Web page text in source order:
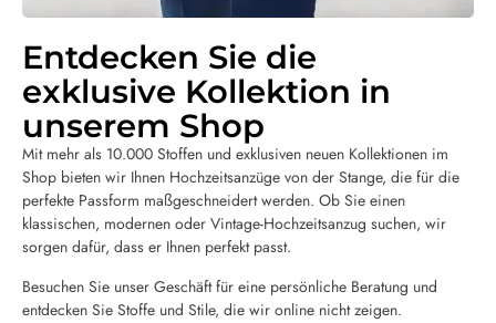
Entdecken Sie die
exklusive Kollektion in
unserem Shop
Mit mehr als 10.000 Stoffen und exklusiven neuen Kollektionen im
Shop bieten wir Ihnen Hochzeitsanzüge von der Stange, die für die
perfekte Passform maßgeschneidert werden. Ob Sie einen
klassischen, modernen oder Vintage-Hochzeitsanzug suchen, wir
sorgen dafür, dass er Ihnen perfekt passt.
Besuchen Sie unser Geschäft für eine persönliche Beratung und
entdecken Sie Stoffe und Stile, die wir online nicht zeigen.